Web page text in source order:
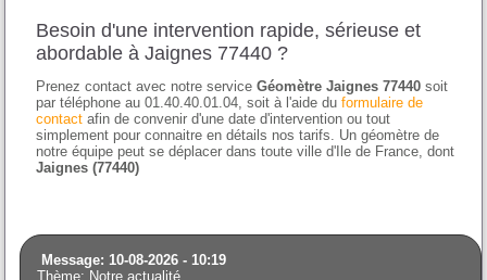
Besoin d'une intervention rapide, sérieuse et
abordable à Jaignes 77440 ?
Prenez contact avec notre serviceGéomètre Jaignes 77440 soit
par téléphone au 01.40.40.01.04, soit à l'aide duformulaire de
contact afin de convenir d'une date d'intervention ou tout
simplement pour connaitre en détails nos tarifs. Un géomètre de
notre équipe peut se déplacer dans toute ville d'Ile de France, dont
Jaignes (77440)
Message: 10-08-2026 - 10:19
Thème: Notre actualité